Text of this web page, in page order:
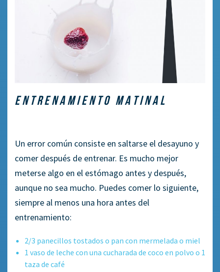
ENTRENAMIENTO MATINAL
Un error común consiste en saltarse el desayuno y
comer después de entrenar. Es mucho mejor
meterse algo en el estómago antes y después,
aunque no sea mucho. Puedes comer lo siguiente,
siempre al menos una hora antes del
entrenamiento:
2/3 panecillos tostados o pan con mermelada o miel
1 vaso de leche con una cucharada de coco en polvo o 1
taza de café